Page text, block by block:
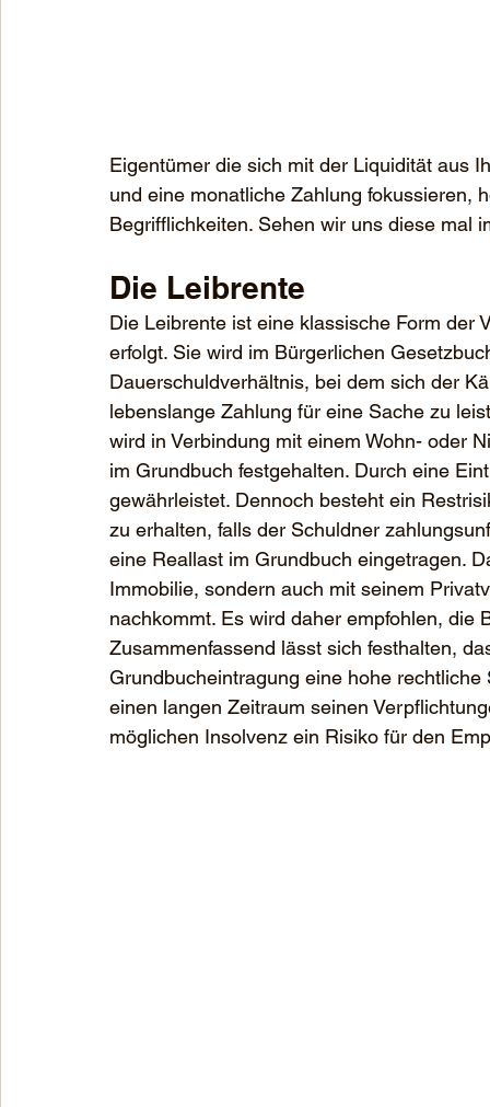
Eigentümer die sich mit der Liquidität aus
und eine monatliche Zahlung fokussieren,
Begrifflichkeiten. Sehen wir uns diese mal
Die Leibrente
Die Leibrente ist eine klassische Form
erfolgt. Sie wird im Bürgerlichen
Dauerschuldverhältnis, bei dem sich der
lebenslange Zahlung für eine Sache zu
wird in Verbindung mit einem Wohn- oder
im Grundbuch festgehalten. Durch eine
gewährleistet. Dennoch besteht ein
zu erhalten, falls der Schuldner
eine Reallast im Grundbuch eingetragen.
Immobilie, sondern auch mit seinem
nachkommt. Es wird daher empfohlen, die
Zusammenfassend lässt sich festhalten,
Grundbucheintragung eine hohe
einen langen Zeitraum seinen
möglichen Insolvenz ein Risiko für den